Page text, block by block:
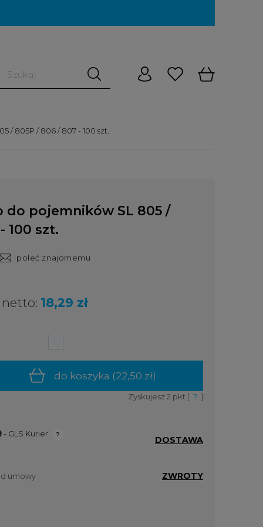
/ 805P / 806 / 807 - 100 szt.
do pojemników SL 805 /
100 szt.
poleć znajomemu
netto: 18,29 zł
do koszyka (22,50 zł)
Zyskujesz2 pkt [ ? ]
- GLS Kurier
DOSTAWA
umowy ZWROTY